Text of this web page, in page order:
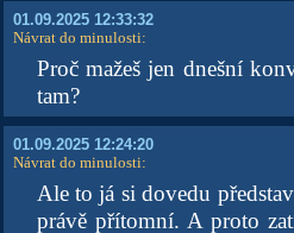
01.09.2025 12:33:32
Návrat do minulosti:
Proč mažeš jen dnešní
tam?
01.09.2025 12:24:20
Návrat do minulosti:
Ale to já si dovedu
právě přítomní. A proto